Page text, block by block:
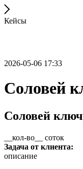
Кейсы
2026-05-06 17:33
Соловей
Соловей
__кол-во__ соток
Задача от клиента:
описание